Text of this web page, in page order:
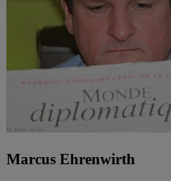
Marcus Ehrenwirth